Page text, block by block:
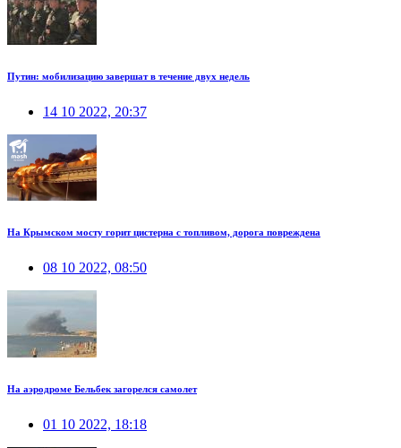
Путин: мобилизацию завершат в течение двух недель
14 10 2022, 20:37
На Крымском мосту горит цистерна с топливом, дорога повреждена
08 10 2022, 08:50
На аэродроме Бельбек загорелся самолет
01 10 2022, 18:18